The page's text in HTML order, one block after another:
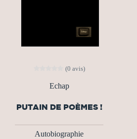
(0 avis)
Echap
PUTAIN DE POÈMES !
Autobiographie